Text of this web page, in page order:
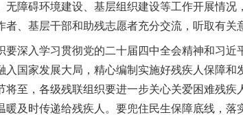
障碍环境建设、基层组织建设等工作开展情况
、基层干部和助残志愿者充分交流，听取有关
入学习贯彻党的二十届四中全会精神和习近
国家发展大局，精心编制实施好残疾人保障和
至，各级残联组织要进一步关心关爱困难残疾
及时传递给残疾人。要兜住民生保障底线，落
茶叶“炒上天”